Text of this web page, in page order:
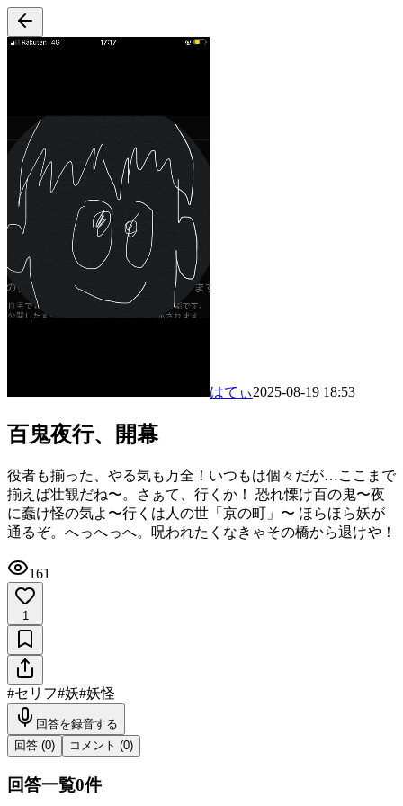
はてぃ2025-08-19 18:53
百鬼夜行、開幕
役者も揃った、やる気も万全！いつもは個々だが…ここまで
揃えば壮観だね〜。さぁて、行くか！ 恐れ慄け百の鬼〜夜
に蠢け怪の気よ〜行くは人の世「京の町」〜 ほらほら妖が
通るぞ。へっへっへ。呪われたくなきゃその橋から退けや！
161
1
#セリフ#妖#妖怪
回答を録音する
回答 (0) コメント (0)
回答一覧0件